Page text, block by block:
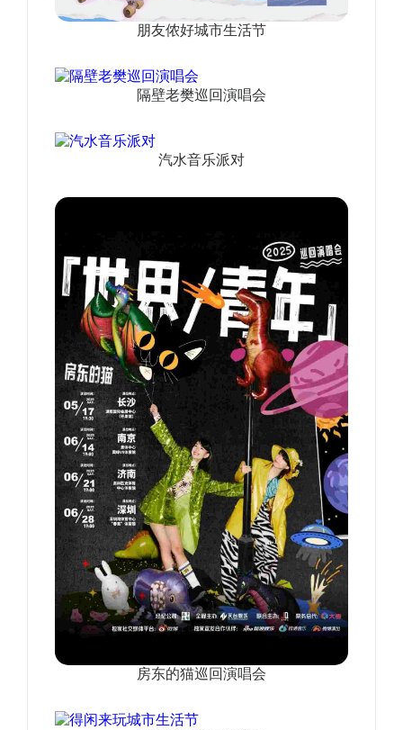
朋友侬好城市生活节
隔壁老樊巡回演唱会
汽水音乐派对
房东的猫巡回演唱会